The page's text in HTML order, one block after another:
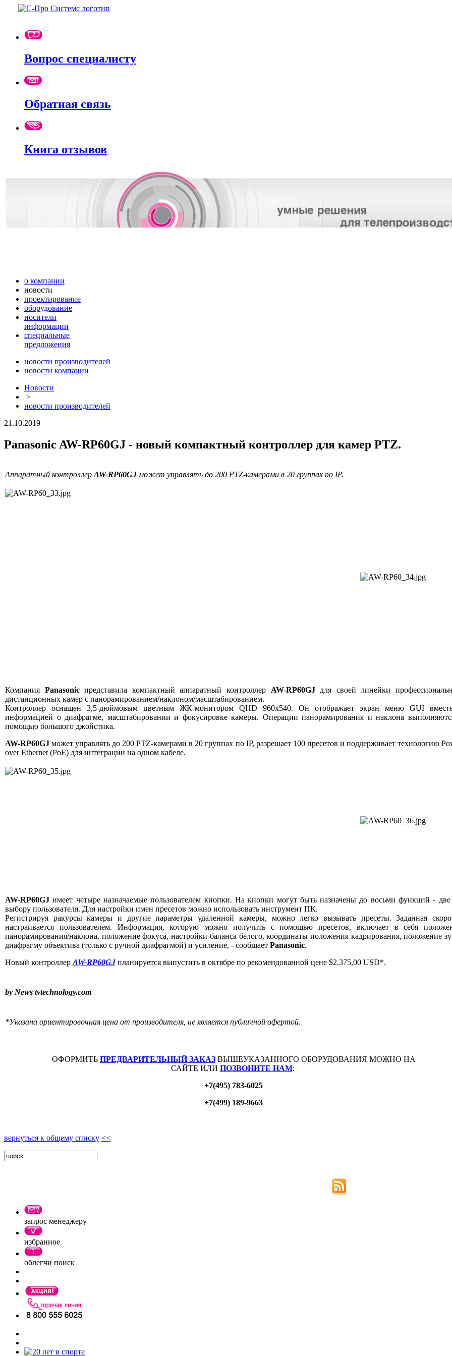
Вопрос специалисту
Обратная связь
Книга отзывов
о компании
новости
проектирование
оборудование
носители
информации
специальные
предложения
новости производителей
новости компании
Новости
>
новости производителей
21.10.2019
Panasonic AW-RP60GJ - новый компактный контроллер для камер PTZ.
Аппаратный контроллерAW-RP60GJможет управлять до 200 PTZ-камерами в 20 группах по IP.
Компания Panasonicпредставила компактный аппаратный контроллер AW-RP60GJдля своей линейки
дистанционных камер с панорамированием/наклоном/масштабированием.
Контроллер оснащен 3,5-дюймовым цветным ЖК-монитором QHD 960x540. Он отображает экран меню GUI
информацией о диафрагме, масштабировании и фокусировке камеры. Операции панорамирования и наклона
помощью большого джойстика.
AW-RP60GJ может управлять до 200 PTZ-камерами в 20 группах по IP, разрешает 100 пресетов и поддерживает технологию
over Ethernet (PoE) для интеграции на одном кабеле.
AW-RP60GJ имеет четыре назначаемые пользователем кнопки. На кнопки могут быть назначены до восьми функций -
выбору пользователя. Для настройки имен пресетов можно использовать инструмент ПК.
Регистрируя ракурсы камеры и другие параметры удаленной камеры, можно легко вызывать пресеты. Заданная
настраивается пользователем. Информация, которую можно получить с помощью пресетов, включает в себя
панорамирования/наклона, положение фокуса, настройки баланса белого, координаты положения кадрирования, положение
диафрагму объектива (только с ручной диафрагмой) и усиление, - сообщает Panasonic.
Новый контроллерAW-RP60GJпланируется выпустить в октябре по рекомендованной цене $2.375,00 USD*.
by News tvtechnology.com
*Указана ориентировочная цена от производителя, не является публичной офертой.
ОФОРМИТЬ ПРЕДВАРИТЕЛЬНЫЙ ЗАКАЗВЫШЕУКАЗАННОГО ОБОРУДОВАНИЯ МОЖНО НА
САЙТЕ ИЛИ ПОЗВОНИТЕ НАМ:
+7(495) 783-6025
+7(499) 189-9663
вернуться к общему списку <<
запрос менеджеру
избранное
облегчи поиск